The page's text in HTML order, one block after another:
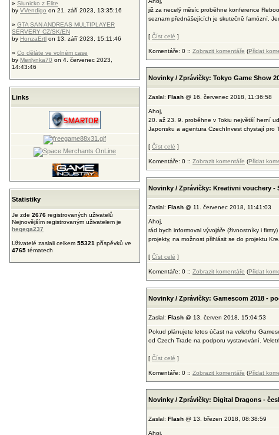
» Slunicko z Elite
by VVendigo on 21. září 2023, 13:35:16
» GTA SAN ANDREAS MULTIPLAYER
SERVERY CZ/SK/EN
by HonzaErtl on 13. září 2023, 15:11:46
» Co děláte ve volném case
by Merilynka70 on 4. červenec 2023,
14:43:46
Links
Statistiky
Je zde 2676 registrovaných uživatelů
Nejnovějším registrovaným uživatelem je
hegega237
Uživatelé zaslali celkem 55321 příspěvků ve
4765 tématech
již za necelý měsíc proběhne konference
seznam přednášejících je skutečně famózní.
[ Číst celé ]
Komentáře: 0 :: Zobrazit komentáře (Přidat
Novinky / Zprávičky: Tokyo Game Show
Zaslal: Flash @ 16. červenec 2018, 11:36:58
Ahoj,
20. až 23. 9. proběhne v Tokiu největší herní
Japonsku a agentura CzechInvest chystají pro
[ Číst celé ]
Komentáře: 0 :: Zobrazit komentáře (Přidat
Novinky / Zprávičky: Kreativni vouchery -
Zaslal: Flash @ 11. červenec 2018, 11:41:03
Ahoj,
rád bych informoval vývojáře (živnostníky i
projekty, na možnost přihlásit se do projektu
[ Číst celé ]
Komentáře: 0 :: Zobrazit komentáře (Přidat
Novinky / Zprávičky: Gamescom 2018 -
Zaslal: Flash @ 13. červen 2018, 15:04:53
Pokud plánujete letos účast na veletrhu
od Czech Trade na podporu vystavování.
[ Číst celé ]
Komentáře: 0 :: Zobrazit komentáře (Přidat
Novinky / Zprávičky: Digital Dragons -
Zaslal: Flash @ 13. březen 2018, 08:38:59
Ahoj,